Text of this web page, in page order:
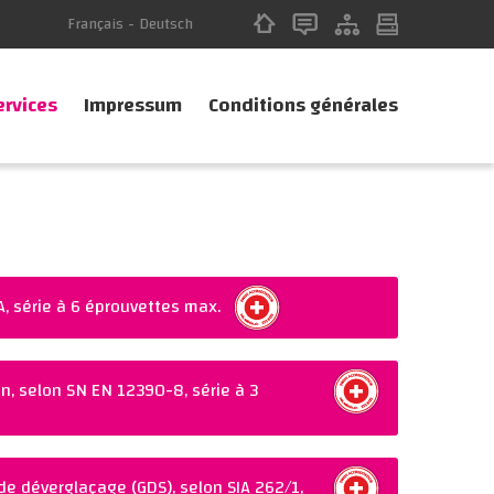
Français - Deutsch
Impressum Conditions générales
série à 6 éprouvettes max.
selon SN EN 12390-8, série à 3
(GDS), selon SIA 262/1,